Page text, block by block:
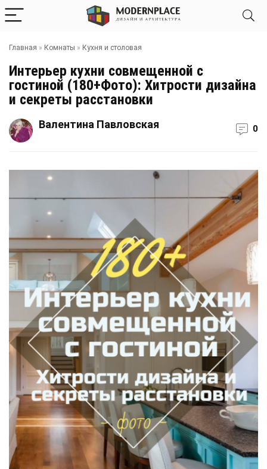
Главная » Комнаты » Кухня и столовая
Интерьер кухни совмещенной с
гостиной (180+Фото): Хитрости дизайна
и секреты расстановки
Валентина Павловская 0